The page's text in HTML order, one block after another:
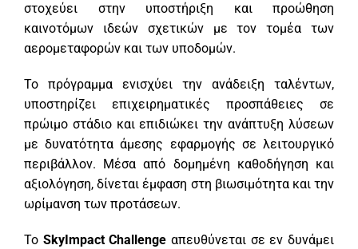
στοχεύει στην υποστήριξη και προώθηση
καινοτόμων ιδεών σχετικών με τον τομέα των
αερομεταφορών και των υποδομών.
Το πρόγραμμα ενισχύει την ανάδειξη ταλέντων,
υποστηρίζει επιχειρηματικές προσπάθειες σε
πρώιμο στάδιο και επιδιώκει την ανάπτυξη λύσεων
με δυνατότητα άμεσης εφαρμογής σε λειτουργικό
περιβάλλον. Μέσα από δομημένη καθοδήγηση και
αξιολόγηση, δίνεται έμφαση στη βιωσιμότητα και την
ωρίμανση των προτάσεων.
Το SkyImpact Challenge απευθύνεται σε εν δυνάμει